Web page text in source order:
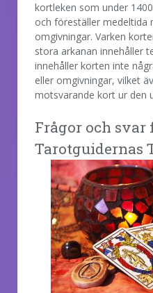
kortleken som under
och föreställer medeltida
omgivningar. Varken
stora arkanan innehåller
innehåller korten inte
eller omgivningar, vilket
motsvarande kort ur den
Frågor och svar
Tarotguidernas